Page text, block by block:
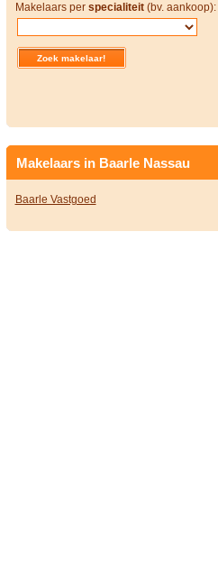
Makelaars per specialiteit(bv. aankoop):
Makelaars in Baarle Nassau
Baarle Vastgoed